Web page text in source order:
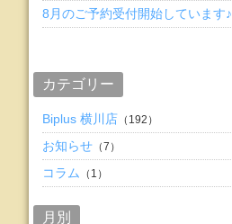
8月のご予約受付開始しています♪
カテゴリー
Biplus 横川店 （192）
お知らせ （7）
コラム （1）
月別